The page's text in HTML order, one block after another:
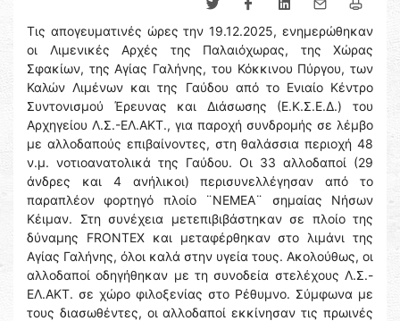
Τις απογευματινές ώρες την 19.12.2025, ενημερώθηκαν
οι Λιμενικές Αρχές της Παλαιόχωρας, της Χώρας
Σφακίων, της Αγίας Γαλήνης, του Κόκκινου Πύργου, των
Καλών Λιμένων και της Γαύδου από το Ενιαίο Κέντρο
Συντονισμού Έρευνας και Διάσωσης (Ε.Κ.Σ.Ε.Δ.) του
Αρχηγείου Λ.Σ.-ΕΛ.ΑΚΤ., για παροχή συνδρομής σε λέμβο
με αλλοδαπούς επιβαίνοντες, στη θαλάσσια περιοχή 48
ν.μ. νοτιοανατολικά της Γαύδου. Οι 33 αλλοδαποί (29
άνδρες και 4 ανήλικοι) περισυνελλέγησαν από το
παραπλέον φορτηγό πλοίο ¨ΝΕΜΕΑ¨ σημαίας Νήσων
Κέιμαν. Στη συνέχεια μετεπιβιβάστηκαν σε πλοίο της
δύναμης FRONTEX και μεταφέρθηκαν στο λιμάνι της
Αγίας Γαλήνης, όλοι καλά στην υγεία τους. Ακολούθως, οι
αλλοδαποί οδηγήθηκαν με τη συνοδεία στελέχους Λ.Σ.-
ΕΛ.ΑΚΤ. σε χώρο φιλοξενίας στο Ρέθυμνο. Σύμφωνα με
τους διασωθέντες, οι αλλοδαποί εκκίνησαν τις πρωινές